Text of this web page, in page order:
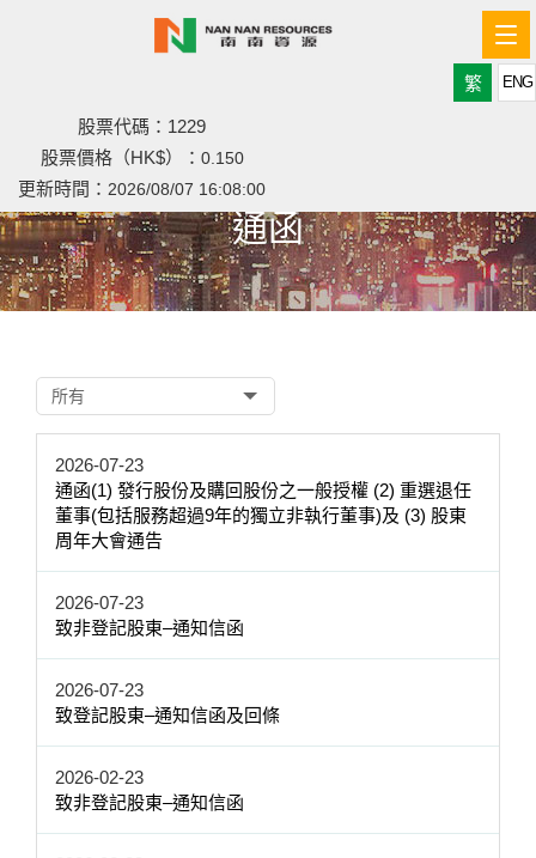
繁
ENG
股票代碼：1229
股票價格（HK$）： 0.150
更新時間： 2026/08/07 16:08:00
通函
所有
2026-07-23
通函(1) 發行股份及購回股份之一般授權 (2) 重選退任
董事(包括服務超過9年的獨立非執行董事)及 (3) 股東
周年大會通告
2026-07-23
致非登記股東–通知信函
2026-07-23
致登記股東–通知信函及回條
2026-02-23
致非登記股東–通知信函